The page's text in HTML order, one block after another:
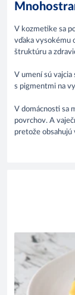
V kozmetike sa
vďaka vysokému
štruktúru a
V umení sú
s pigmentmi na
V domácnosti sa
povrchov. A
pretože obsahujú